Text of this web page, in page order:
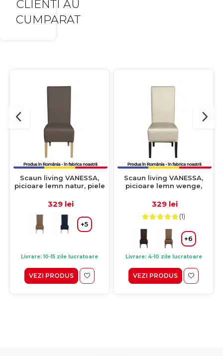
CLIENTI AU
CUMPARAT
Scaun living VANESSA,
picioare lemn natur, piele
47x60x110 cm
329 lei
+5
Livrare: 10-15 zile lucratoare
VEZI PRODUS
Scaun living VANESSA,
picioare lemn wenge,
47x60x110 cm
329 lei
(1)
+6
Livrare: 4-10 zile lucratoare
VEZI PRODUS